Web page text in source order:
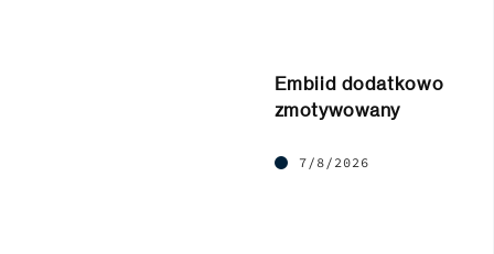
Embiid dodatkowo
zmotywowany
7/8/2026